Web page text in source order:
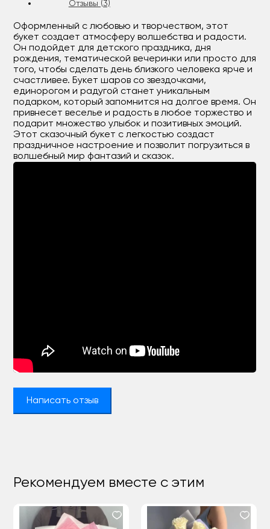
Отзывы (3)
Оформленный с любовью и творчеством, этот
букет создает атмосферу волшебства и радости.
Он подойдет для детского праздника, дня
рождения, тематической вечеринки или просто для
того, чтобы сделать день близкого человека ярче и
счастливее. Букет шаров со звездочками,
единорогом и радугой станет уникальным
подарком, который запомнится на долгое время. Он
привнесет веселье и радость в любое торжество и
подарит множество улыбок и позитивных эмоций.
Этот сказочный букет с легкостью создаст
праздничное настроение и позволит погрузиться в
волшебный мир фантазий и сказок.
Написать отзыв
Рекомендуем вместе с этим